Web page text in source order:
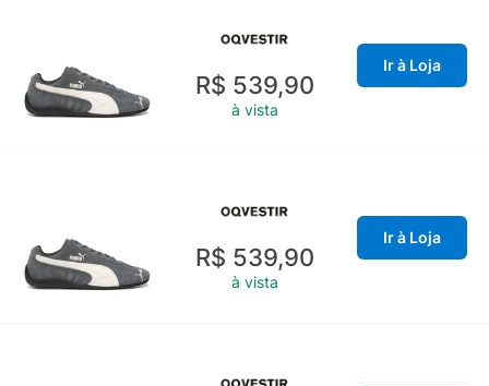
R$ 539,90
à vista
Ir à Loja
R$ 539,90
à vista
Ir à Loja